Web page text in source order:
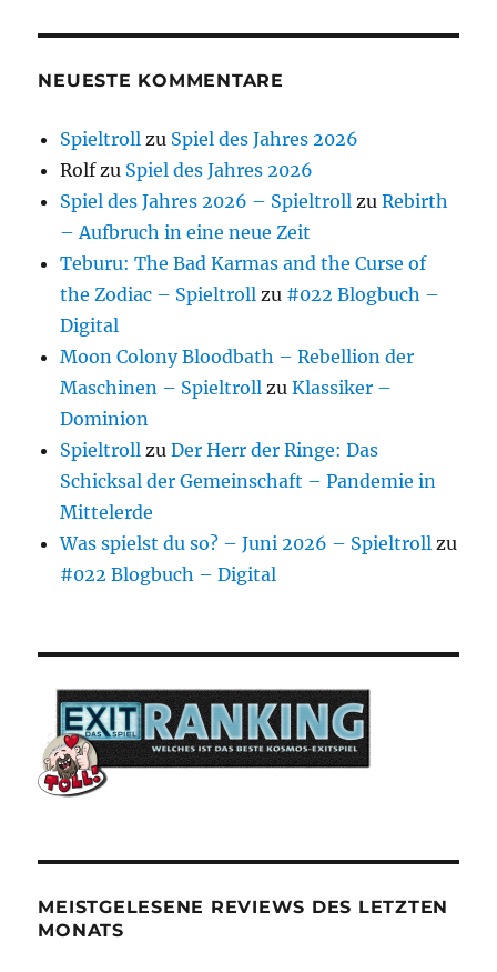
NEUESTE KOMMENTARE
Spieltroll zu Spiel des Jahres 2026
Rolfzu Spiel des Jahres 2026
Spiel des Jahres 2026 – Spieltroll zuRebirth
– Aufbruch in eine neue Zeit
Teburu: The Bad Karmas and the Curse of
the Zodiac – Spieltroll zu #022 Blogbuch –
Digital
Moon Colony Bloodbath – Rebellion der
Maschinen – Spieltroll zuKlassiker –
Dominion
Spieltroll zuDer Herr der Ringe: Das
Schicksal der Gemeinschaft – Pandemie in
Mittelerde
Was spielst du so? – Juni 2026 – Spieltroll zu
#022 Blogbuch – Digital
MEISTGELESENE REVIEWS DES LETZTEN
MONATS